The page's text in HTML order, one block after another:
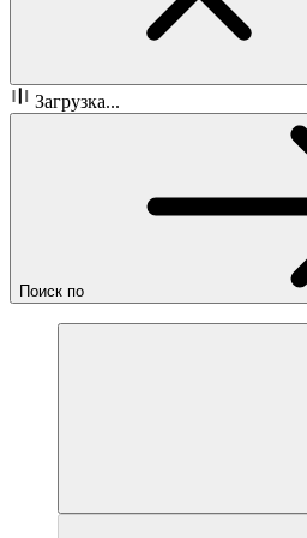
Загрузка...
Поиск по